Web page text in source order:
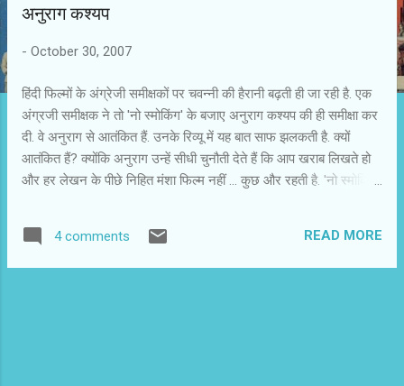
अनुराग कश्यप
- October 30, 2007
हिंदी फिल्मों के अंग्रेजी समीक्षकों पर चवन्नी की हैरानी बढ़ती ही जा रही है. एक
अंग्रजी समीक्षक ने तो 'नो स्मोकिंग' के बजाए अनुराग कश्यप की ही समीक्षा कर
दी. वे अनुराग से आतंकित हैं. उनके रिव्यू में यह बात साफ झलकती है. क्यों
आतंकित हैं? क्योंकि अनुराग उन्हें सीधी चुनौती देते हैं कि आप खराब लिखते हो
और हर लेखन के पीछे निहित मंशा फिल्म नहीं ... कुछ और रहती है. 'नो स्मोकिंग'
बुरी है. इस लॉजिक से तो हमें जो समझ में न आए, वो सारी चीजें बुरी हो गई.
समझदारी का रिश्ता उपयोगिता से जोड़कर ऐसे निष्कर्ष निकाले जाते हैं. आज की
4 comments READ MORE